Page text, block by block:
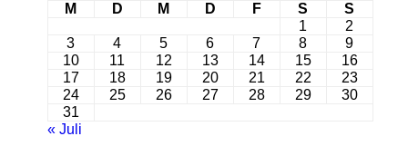
M
D M D F S
S
1
2
3
4 5 6 7 8
9
10
11 12 13 14 15
16
17
18 19 20 21 22
23
24
25 26 27 28 29
30
31
« Juli